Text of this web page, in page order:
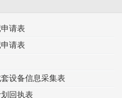
请表
请表
设备信息采集表
回执表